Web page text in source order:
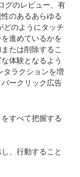
グのレビュー、有
のあるあらゆる
どのようにタッチ
進めているかを
たは削除するこ
体験となるよう
タラクションを増
ークリック広告
すべて把握する
、行動すること